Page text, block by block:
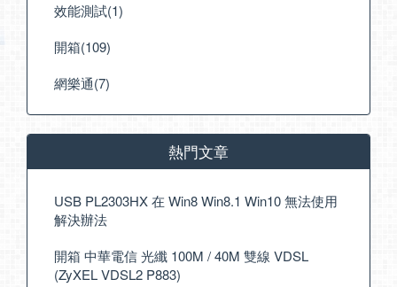
效能測試(1)
開箱(109)
網樂通(7)
熱門文章
USB PL2303HX 在 Win8 Win8.1 Win10 無法使用
解決辦法
開箱 中華電信 光纖 100M / 40M 雙線 VDSL
(ZyXEL VDSL2 P883)